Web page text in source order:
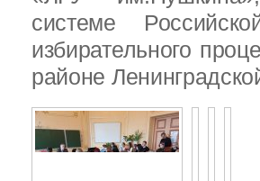
системе
избирательного
районе